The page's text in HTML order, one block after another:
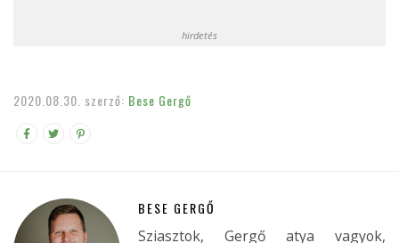
hirdetés
2020.08.30. szerző: Bese Gergő
BESE GERGŐ
Sziasztok, Gergő atya vagyok,